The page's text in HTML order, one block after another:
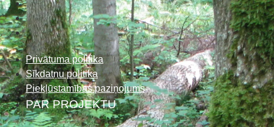
Privātuma politika
Sīkdatņu politika
Piekļūstamības paziņojums
PAR PROJEKTU